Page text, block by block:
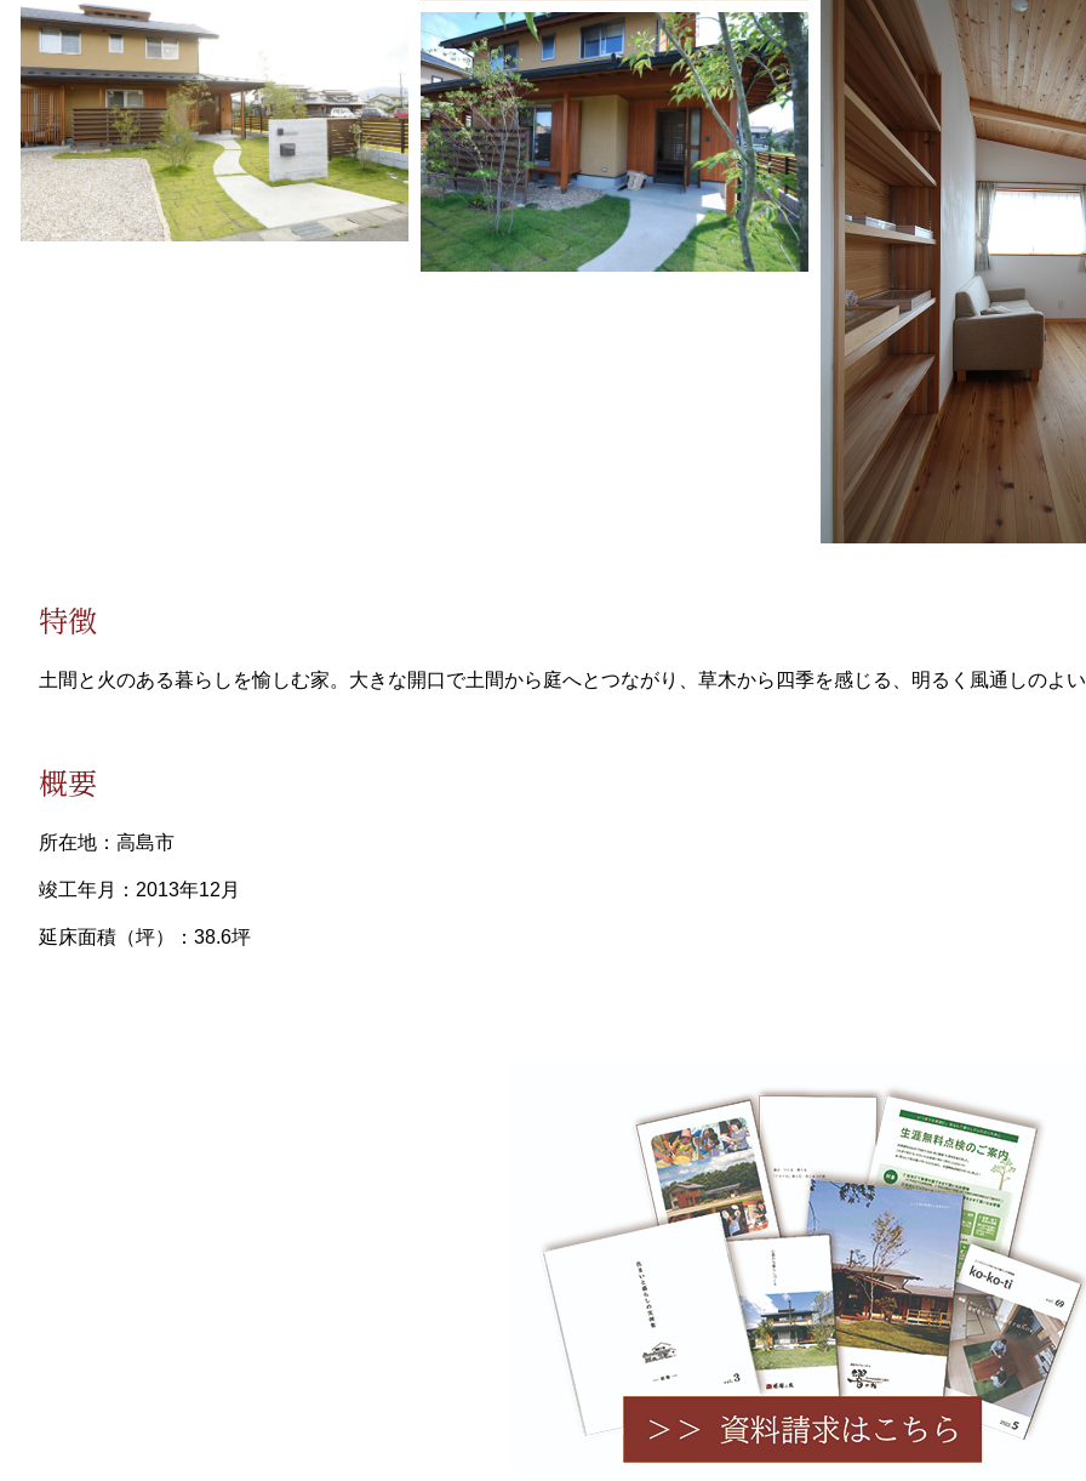
特徴
土間と火のある暮らしを愉しむ家。大きな開口で土間から庭へとつながり、草木から四季を感じる、明るく風通しのよ
概要
所在地：高島市
竣工年月：2013年12月
延床面積（坪）：38.6坪